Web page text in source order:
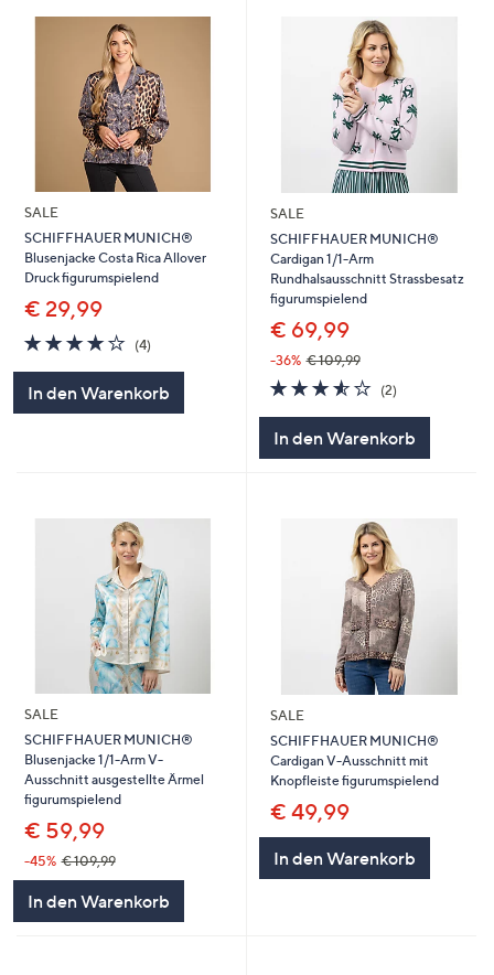
SALE
SCHIFFHAUER MUNICH®
Blusenjacke Costa Rica Allover
Druck figurumspielend
€ 29,99
3.8
von
(4)4
In den Warenkorb
SALE
SCHIFFHAUER MUNICH®
Cardigan 1/1-Arm
Rundhalsausschnitt Strassbesatz
figurumspielend
€ 69,99
-36% € 109,99
3.5
von
(2)2
In den Warenkorb
SALE
SCHIFFHAUER MUNICH®
Blusenjacke 1/1-Arm V-
Ausschnitt ausgestellte Ärmel
figurumspielend
€ 59,99
-45% € 109,99
In den Warenkorb
SALE
SCHIFFHAUER MUNICH®
Cardigan V-Ausschnitt mit
Knopfleiste figurumspielend
€ 49,99
In den Warenkorb